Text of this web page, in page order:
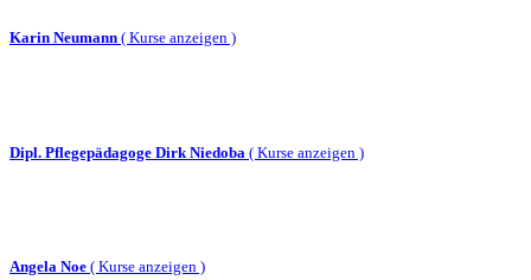
Karin Neumann ( Kurse anzeigen )
Dipl. Pflegepädagoge Dirk Niedoba ( Kurse anzeigen )
Angela Noe ( Kurse anzeigen )